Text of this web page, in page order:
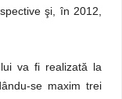
şi, în 2012,
va fi realizată la
se maxim trei